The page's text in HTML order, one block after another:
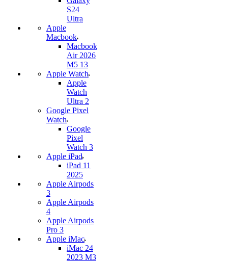
S24
Ultra
Apple
Macbook
Macbook
Air 2026
M5 13
Apple Watch
Apple
Watch
Ultra 2
Google Pixel
Watch
Google
Pixel
Watch 3
Apple iPad
iPad 11
2025
Apple Airpods
3
Apple Airpods
4
Apple Airpods
Pro 3
Apple iMac
iMac 24
2023 M3